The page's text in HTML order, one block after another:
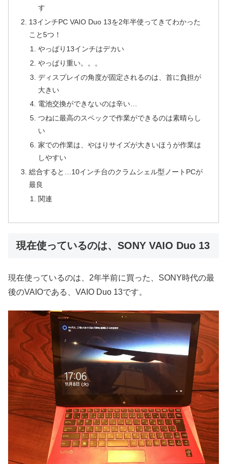
す
13インチPC VAIO Duo 13を2年半使ってきてわかった
こと5つ！
やっぱり13インチはデカい
やっぱり重い。。。
ディスプレイの角度が固定されるのは、首に負担が
大きい
電池交換ができないのは辛い…
つねに最高のスペックで作業ができるのは素晴らし
い
家での作業は、やはりサイズが大きいほうが作業は
しやすい
総合すると…10インチ台のクラムシェル型ノートPCが
最良
関連
現在使っているのは、SONY VAIO Duo 13
現在使っているのは、2年半前に買った、SONY時代の最
後のVAIOである、VAIO Duo 13です。